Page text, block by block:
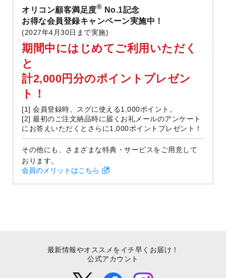
オリコン顧客満足度® No.1記念
お得な会員登録キャンペーン実施中！
(2027年4月30日まで実施)
期間中にはじめてご利用いただく
と
計2,000円分のポイントプレゼン
ト！
[1] 会員登録時、スグに使える1,000ポイント。
[2] 最初のご注文納品時に届くお礼メールのアンケート
にお答えいただくとさらに1,000ポイントプレゼント！
その他にも、さまざまな特典・サービスをご用意して
おります。
会員のメリットはこちら
最新情報やオススメをイチ早くお届け！
公式アカウント